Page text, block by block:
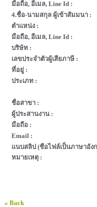
มือถือ, อีเมล, Line Id :
4.ชื่อ-นามสกุล ผู้เข้าสัมมนา :
ตำแหน่ง :
มือถือ, อีเมล, Line Id :
บริษัท :
เลขประจำตัวผู้เสียภาษี :
ที่อยู่ :
ประเภท :
ชื่อสาขา :
ผู้ประสานงาน :
มือถือ :
Email :
แนบสลิป (ชือไฟล์เป็นภาษาอัง
หมายเหตุ :
« Back